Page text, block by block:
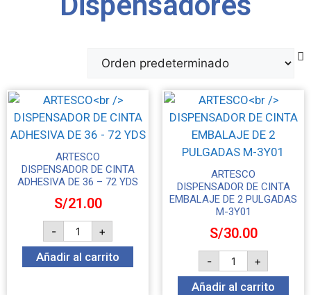
ARTESCO
DISPENSADOR DE CINTA
ADHESIVA DE 36 – 72 YDS
S/21.00
-
+
Añadir al carrito
ARTESCO
DISPENSADOR DE CINTA
EMBALAJE DE 2 PULGADAS
M-3Y01
S/30.00
-
+
Añadir al carrito